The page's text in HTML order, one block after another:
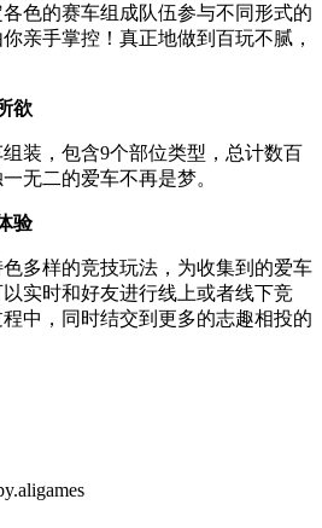
色的赛车组成队伍参与不同形式的
亲手掌控！真正地做到百玩不腻，
欲
，包含9个部位类型，总计数百
无二的爱车不再是梦。
验
样的竞技玩法，为收集到的爱车
实时和好友进行线上或者线下竞
中，同时结交到更多的志趣相投的